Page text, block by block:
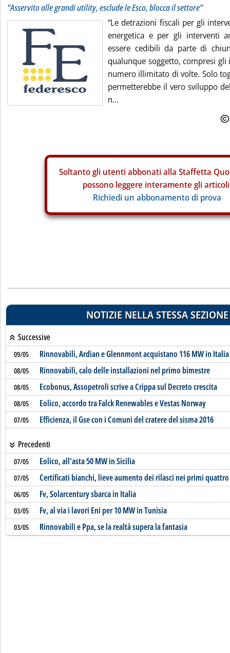
“Asservito alle grandi utility, esclude le Esco, blocca il settore”
“Le detrazioni fiscali per gli
energetica e per gli interventi
essere cedibili da parte di
qualunque soggetto, compresi
numero illimitato di volte. Solo
permetterebbe il vero sviluppo
n...
Soltanto gli utenti abbonati alla Staffetta
possono leggere interamente gli
Richiedi un abbonamento di prova
NOTIZIE NELLA STESSA SEZIONE
Successive
09/05 Rinnovabili, Ardian e Glennmont acquistano 116 MW in Italia
08/05 Rinnovabili, calo delle installazioni nel primo bimestre
08/05 Ecobonus, Assopetroli scrive a Crippa sul Decreto crescita
08/05 Eolico, accordo tra Falck Renewables e Vestas Norway
07/05 Efficienza, il Gse con i Comuni del cratere del sisma 2016
Precedenti
07/05 Eolico, all'asta 50 MW in Sicilia
07/05 Certificati bianchi, lieve aumento dei rilasci nei primi
06/05 Fv, Solarcentury sbarca in Italia
03/05 Fv, al via i lavori Eni per 10 MW in Tunisia
03/05 Rinnovabili e Ppa, se la realtà supera la fantasia